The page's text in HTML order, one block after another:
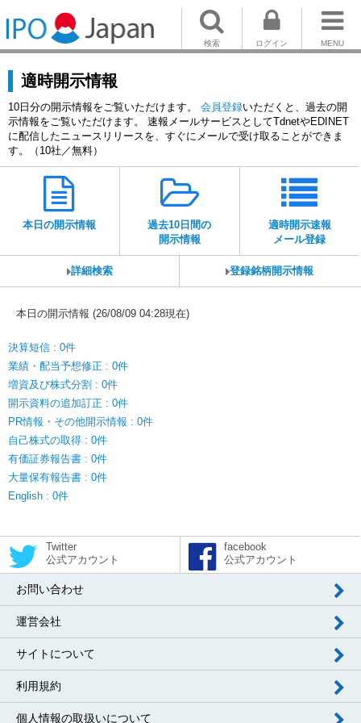
MENU
ログイン
検索
適時開示情報
10日分の開示情報をご覧いただけます。 会員登録いただくと、過去の開
示情報をご覧いただけます。 速報メールサービスとしてTdnetやEDINET
に配信したニュースリリースを、すぐにメールで受け取ることができま
す。（10社／無料）
本日の開示情報
過去10日間の
開示情報
適時開示速報
メール登録
詳細検索 登録銘柄開示情報
本日の開示情報 (26/08/09 04:28現在)
決算短信 : 0件
業績・配当予想修正 : 0件
増資及び株式分割 : 0件
開示資料の追加訂正 : 0件
PR情報・その他開示情報 : 0件
自己株式の取得 : 0件
有価証券報告書 : 0件
大量保有報告書 : 0件
English : 0件
Twitter
公式アカウント
facebook
公式アカウント
お問い合わせ
運営会社
サイトについて
利用規約
個人情報の取扱いについて